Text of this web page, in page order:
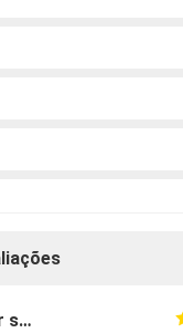
Rubber solid forklift tires For material handling forklift